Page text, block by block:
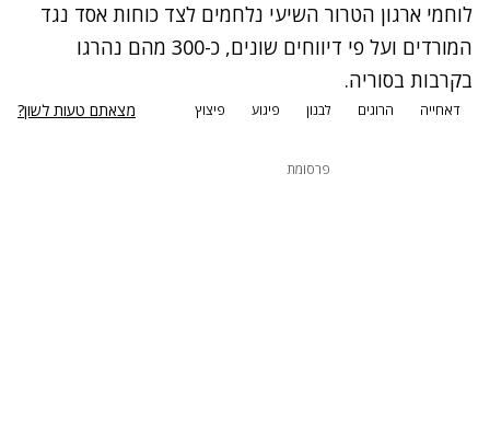
לוחמי ארגון הטרור השיעי נלחמים לצד כוחות אסד נגד
המורדים ועל פי דיווחים שונים, כ-300 מהם נהרגו
בקרבות בסוריה.
דאחייה הרוגים לבנון פיגוע פיצוץ מצאתם טעות לשון?
פרסומת